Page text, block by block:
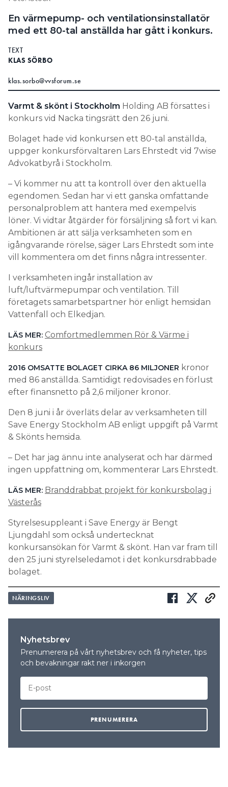
Search for:
SEARCH
En värmepump- och ventilationsinstallatör
med ett 80-tal anställda har gått i konkurs.
TEXT
KLAS SÖRBO
klas.sorbo@vvsforum.se
Varmt & skönt i Stockholm Holding AB försattes i
konkurs vid Nacka tingsrätt den 26 juni.
Bolaget hade vid konkursen ett 80-tal anställda,
uppger konkursförvaltaren Lars Ehrstedt vid 7wise
Advokatbyrå i Stockholm.
– Vi kommer nu att ta kontroll över den aktuella
egendomen. Sedan har vi ett ganska omfattande
personalproblem att hantera med exempelvis
löner. Vi vidtar åtgärder för försäljning så fort vi kan.
Ambitionen är att sälja verksamheten som en
igångvarande rörelse, säger Lars Ehrstedt som inte
vill kommentera om det finns några intressenter.
I verksamheten ingår installation av
luft/luftvärmepumpar och ventilation. Till
företagets samarbetspartner hör enligt hemsidan
Vattenfall och Elkedjan.
LÄS MER: Comfortmedlemmen Rör & Värme i
konkurs
2016 OMSATTE BOLAGET CIRKA 86 MILJONER kronor
med 86 anställda. Samtidigt redovisades en förlust
efter finansnetto på 2,6 miljoner kronor.
Den 8 juni i år överläts delar av verksamheten till
Save Energy Stockholm AB enligt uppgift på Varmt
& Skönts hemsida.
– Det har jag ännu inte analyserat och har därmed
ingen uppfattning om, kommenterar Lars Ehrstedt.
LÄS MER: Branddrabbat projekt för konkursbolag i
Västerås
Styrelsesuppleant i Save Energy är Bengt
Ljungdahl som också undertecknat
konkursansökan för Varmt & skönt. Han var fram till
den 25 juni styrelseledamot i det konkursdrabbade
bolaget.
NÄRINGSLIV
Nyhetsbrev
Prenumerera på vårt nyhetsbrev och få nyheter, tips
och bevakningar rakt ner i inkorgen